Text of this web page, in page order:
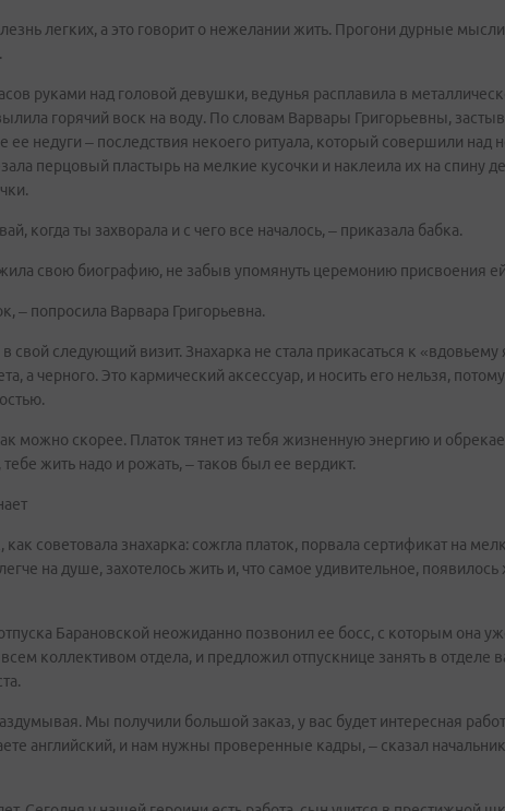
легких, а это говорит о нежелании жить. Прогони дурные
руками над головой девушки, ведунья расплавила в
горячий воск на воду. По словам Варвары Григорьевны,
ее недуги – последствия некоего ритуала, который совершили над
перцовый пластырь на мелкие кусочки и наклеила их на спину
когда ты захворала и с чего все началось, – приказала бабка.
свою биографию, не забыв упомянуть церемонию присвоения ей
– попросила Варвара Григорьевна.
свой следующий визит. Знахарка не стала прикасаться к
а черного. Это кармический аксессуар, и носить его нельзя,
можно скорее. Платок тянет из тебя жизненную энергию и
жить надо и рожать, – таков был ее вердикт.
как советовала знахарка: сожгла платок, порвала сертификат на
на душе, захотелось жить и, что самое удивительное,
Барановской неожиданно позвонил ее босс, с которым она
всем коллективом отдела, и предложил отпускнице занять в отделе
Мы получили большой заказ, у вас будет интересная
английский, и нам нужны проверенные кадры, – сказал